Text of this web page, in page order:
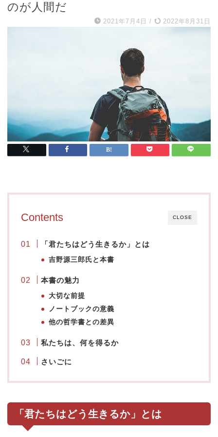
のが人間だ
2021年7月4日 / 2022年8月31日
CLOSE
Contents
「君たちはどう生きるか」とは
吉野源三郎氏と本書
本書の魅力
大切な前提
ノートブックの意義
他の哲学書との差異
私たちは、何を得るか
さいごに
「君たちはどう生きるか」とは